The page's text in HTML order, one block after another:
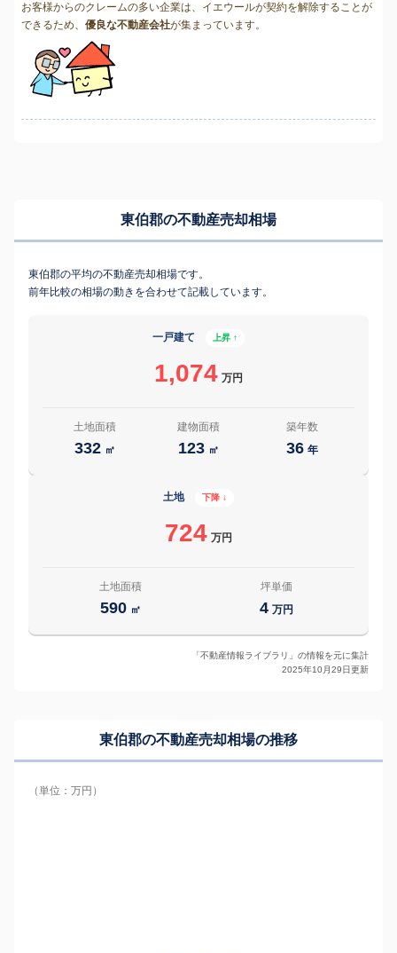
お客様からのクレームの多い企業は、イエウールが契約を解除することが
できるため、 優良な不動産会社が集まっています。
東伯郡の不動産売却相場
東伯郡の平均の不動産売却相場です。
前年比較の相場の動きを合わせて記載しています。
一戸建て 上昇 ↑
1,074 万円
土地面積
332 ㎡
建物面積
123 ㎡
築年数
36 年
土地 下降 ↓
724 万円
土地面積
590 ㎡
坪単価
4 万円
「不動産情報ライブラリ」の情報を元に集計
2025年10月29日更新
東伯郡の不動産売却相場の推移
（単位：万円）